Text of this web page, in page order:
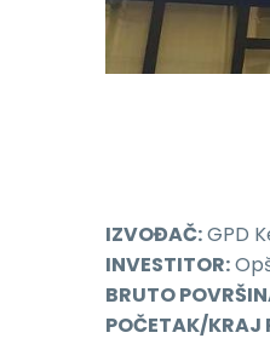
IZVOĐAČ:GPD
INVESTITOR:
BRUTO
POČETAK/KRAJ